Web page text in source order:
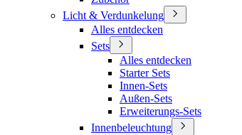
Licht & Verdunkelung
Alles entdecken
Sets
Alles entdecken
Starter Sets
Innen-Sets
Außen-Sets
Erweiterungs-Sets
Innenbeleuchtung